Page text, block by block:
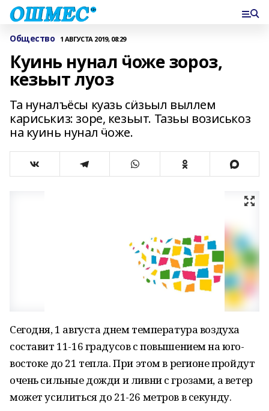
Общество 1 АВГУСТА 2019, 08:29
Куинь нунал ӵоже зороз,
кезьыт луоз
Та нуналъёсы куазь сӥзьыл выллем
кариськиз: зоре, кезьыт. Тазьы возиськоз
на куинь нунал ӵоже.
Сегодня, 1 августа днем температура воздуха
составит 11-16 градусов с повышением на юго-
востоке до 21 тепла. При этом в регионе пройдут
очень сильные дожди и ливни с грозами, а ветер
может усилиться до 21-26 метров в секунду.